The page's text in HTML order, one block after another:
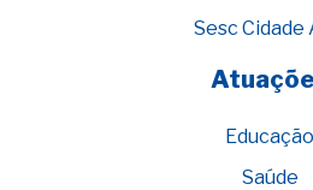
Sesc Cidade
Educação
Saúde